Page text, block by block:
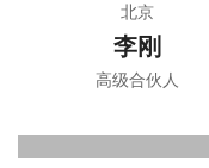
北京
李刚
高级合伙人